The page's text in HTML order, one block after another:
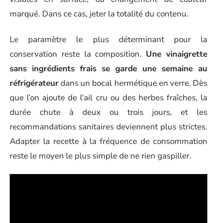
marqué. Dans ce cas, jeter la totalité du contenu.
Le paramètre le plus déterminant pour la
conservation reste la composition. Une vinaigrette
sans ingrédients frais se garde une semaine au
réfrigérateurdans un bocal hermétique en verre. Dès
que l’on ajoute de l’ail cru ou des herbes fraîches, la
durée chute à deux ou trois jours, et les
recommandations sanitaires deviennent plus strictes.
Adapter la recette à la fréquence de consommation
reste le moyen le plus simple de ne rien gaspiller.